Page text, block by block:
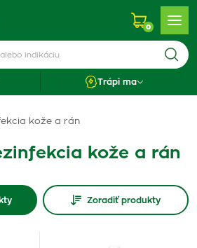
0
Trápi ma
kože a rán
kože a rán
Zoradiť produkty